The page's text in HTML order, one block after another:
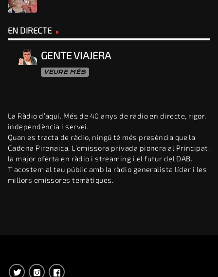
EN DIRECTE
GENTE VIAJERA
VEURE MÉS
La Ràdio d’aquí. Més de 40 anys de ràdio en directe, rigor,
independència i servei.
Quan es tracta de ràdio, ningú té més presència que la
Cadena Pirenaica. L’emissora privada pionera al Principat,
la major oferta en ràdio i streaming i el futur del DAB.
T’acostem al teu públic amb la ràdio generalista líder i les
millors emissores temàtiques.